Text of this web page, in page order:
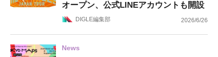
オープン、公式LINEアカウントも開設
DIGLE編集部 2026/6/26
News